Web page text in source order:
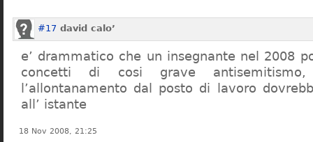
#17 david calo’
e’ drammatico che un insegnante nel 2008
concetti di cosi grave
l’allontanamento dal posto di lavoro
all’ istante
18 Nov 2008, 21:25